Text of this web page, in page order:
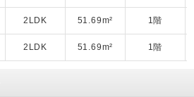
2LDK 51.69m² 1階
2LDK 51.69m² 1階